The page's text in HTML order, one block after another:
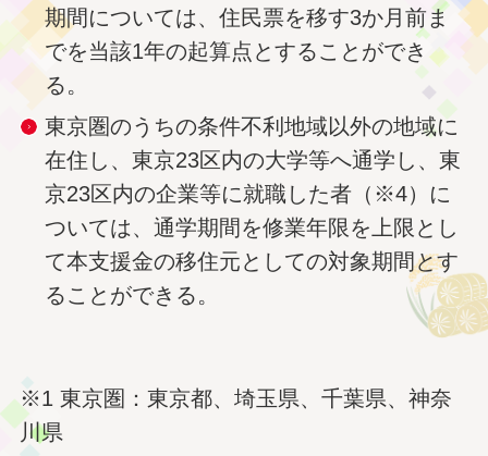
期間については、住民票を移す3か月前ま
でを当該1年の起算点とすることができ
る。
東京圏のうちの条件不利地域以外の地域に
在住し、東京23区内の大学等へ通学し、東
京23区内の企業等に就職した者（※4）に
ついては、通学期間を修業年限を上限とし
て本支援金の移住元としての対象期間とす
ることができる。
※1 東京圏：東京都、埼玉県、千葉県、神奈
川県